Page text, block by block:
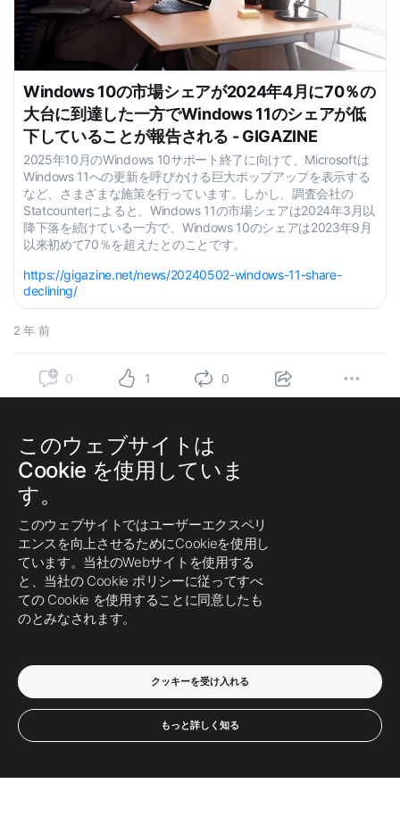
Windows 10の市場シェアが2024年4月に70％の
大台に到達した一方でWindows 11のシェアが低
下していることが報告される - GIGAZINE
2025年10月のWindows 10サポート終了に向けて、Microsoftは
Windows 11への更新を呼びかける巨大ポップアップを表示する
など、さまざまな施策を行っています。しかし、調査会社の
Statcounterによると、Windows 11の市場シェアは2024年3月以
降下落を続けている一方で、Windows 10のシェアは2023年9月
以来初めて70％を超えたとのことです。
https://gigazine.net/news/20240502-windows-11-share-
declining/
2 年 前
0 1 0
まだ返信がありません!
このつぶやき物にはまだコメントがないようで
す。もっちぃ
このウェブサイトは
Cookie を使用していま
す。
このウェブサイトではユーザーエクスペリ
エンスを向上させるためにCookieを使用し
ています。当社のWebサイトを使用する
と、当社の Cookie ポリシーに従ってすべ
ての Cookie を使用することに同意したも
のとみなされます。
クッキーを受け入れる
もっと詳しく知る